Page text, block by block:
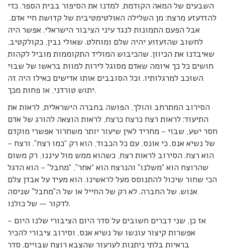
השבעים של המאה הקודמת, למדנו את הסיפור בבית הספר. כדי
להזדעזע מרצח: מן השלילה האולטימטיבית של קדושת חיי אדם.
אבל הפעם התמונות לנגד עיני הציבור הישראלי. אפשר היה
לחשוב שהזעזוע יהיה שלם ומוחלט. שאולי נבין, כקולקטיב,
שאיבדנו את הכיוון. שהכיבוש המוליד התקוממות מוביל לקהות
חושים כל כך איומה שאדם מסוגל לירות למוות בראשו של שבוי
השוכב למרגלותיו. וכל הסובבים אותו אדישים כאילו היה זה
יתוש טורדני, או פחות מכך.
הסירוב המתרחב והולך, הפושה בחברה הישראלית, לראות את
התיעוד: לראות רצח כרצח כרצח, לראות הוצאה להורג של אדם
חסר ישע, שבוי – מחריד לאין שיעור יותר משחרור אפשרי מוקדם
של נשיא אנס. כי אונס, עם כל הכבוד, הוא רק “כמו רצח”. ורצח –
הוא רצח. הסירוב לראות רצח, כשהוא ממש מול עיננו, רק משום
שהרוצח הוא “משלנו” והנרצח הוא “אחר”, “מחבל” – הוא הדגל
הכי שחור שיכול להתנוסס מעל לראשינו. הוא מעיד על אבדן צלם
אנוש. של החברה. לא רק של החייל או של ה”מחבל” שניסה
לדקור — של כולנו.
אז כן, שני דברים חשובים על סדר היום הציבורי שלנו היום –
אפשרות קיצור עונשו של נשיא אנס, וסירוב ציבורי להכיר
בראיות בלתי ניתנות לערעור שהצבא רוצח שבויים. סדר